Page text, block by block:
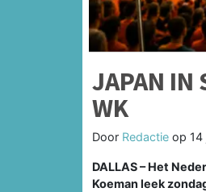
JAPAN IN
WK
Door Redactie op
DALLAS – Het
Koeman leek